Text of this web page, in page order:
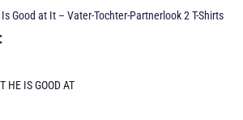
Good at It – Vater-Tochter-Partnerlook 2 T-Shirts
HE IS GOOD AT